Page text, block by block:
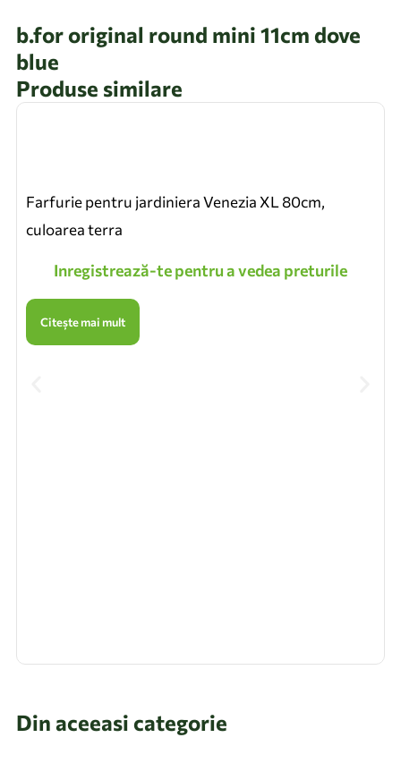
b.for original round mini 11cm dove
blue
Produse similare
Farfurie pentru jardiniera Venezia XL 80cm,
culoarea terra
Inregistrează-te pentru a vedea preturile
Citește mai mult
Din aceeasi categorie